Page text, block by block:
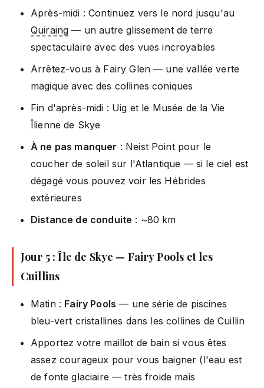
Après-midi : Continuez vers le nord jusqu'au
Quiraing — un autre glissement de terre
spectaculaire avec des vues incroyables
Arrêtez-vous à Fairy Glen — une vallée verte
magique avec des collines coniques
Fin d'après-midi : Uig et le Musée de la Vie
Îlienne de Skye
À ne pas manquer : Neist Point pour le
coucher de soleil sur l'Atlantique — si le ciel est
dégagé vous pouvez voir les Hébrides
extérieures
Distance de conduite : ~80 km
Jour 5 : Île de Skye — Fairy Pools et les
Cuillins
Matin : Fairy Pools — une série de piscines
bleu-vert cristallines dans les collines de Cuillin
Apportez votre maillot de bain si vous êtes
assez courageux pour vous baigner (l'eau est
de fonte glaciaire — très froide mais